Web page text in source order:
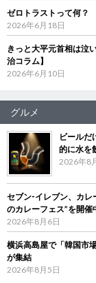
ゼロトラストって何？
2026年6月18日
きっと大平元首相は泣
治コラム】
2026年6月10日
グルメ
ビールだ
的に水を
2026年8
セブン‐イレブン、カ
のカレーフェス”を開催
2026年8月6日
横浜高島屋で「韓国市
が集結
2026年8月5日